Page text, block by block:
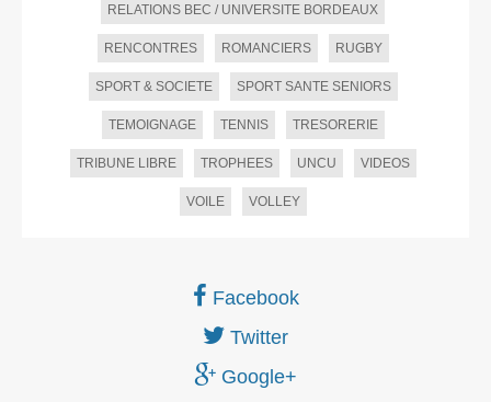
RELATIONS BEC / UNIVERSITE BORDEAUX
RENCONTRES ROMANCIERS RUGBY
SPORT & SOCIETE SPORT SANTE SENIORS
TEMOIGNAGE TENNIS TRESORERIE
TRIBUNE LIBRE TROPHEES UNCU VIDEOS
VOILE VOLLEY
Facebook
Twitter
Google+